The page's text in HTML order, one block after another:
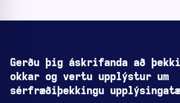
Gerðu þig áskrifanda að
okkar og vertu upplýstur um
sérfræðiþekkingu